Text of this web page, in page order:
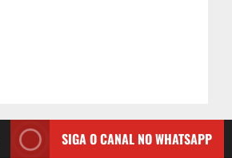
SIGA O CANAL NO WHATSAPP